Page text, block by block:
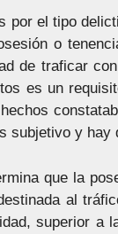
por el tipo
o
de traficar
es un
subjetivo y hay
que la
al
superior a